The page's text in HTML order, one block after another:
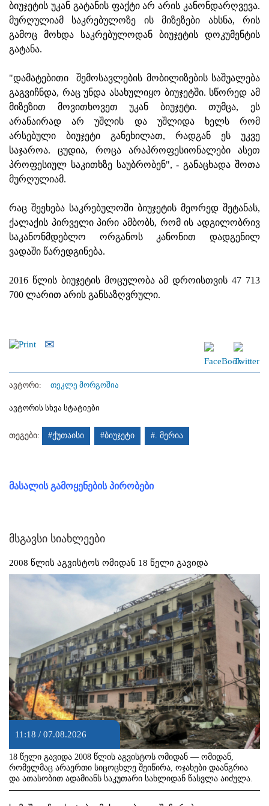
ბიუჯეტის უკან გატანის ფაქტი არ არის კანონდარღვევა.
მურღულიამ საკრებულოზე ის მიზეზები ახსნა, რის
გამოც მოხდა საკრებულოდან ბიუჯეტის დოკუმენტის
გატანა.
"დამატებითი შემოსავლების მობილიზების საშუალება
გაგვიჩნდა, რაც უნდა ასახულიყო ბიუჯეტში. სწორედ ამ
მიზეზით მოვითხოვეთ უკან ბიუჯეტი. თუმცა, ეს
არანაირად არ უშლის და უშლიდა ხელს რომ
არსებული ბიუჯეტი განეხილათ, რადგან ეს უკვე
საჯაროა. ცუდია, როცა არაპროფესიონალები ასეთ
პროფესიულ საკითხზე საუბრობენ", - განაცხადა შოთა
მურღულიამ.
რაც შეეხება საკრებულოში ბიუჯეტის მეორედ შეტანას,
ქალაქის პირველი პირი ამბობს, რომ ის ადგილობრივ
საკანონმდებლო ორგანოს კანონით დადგენილ
ვადაში წარედგინება.
2016 წლის ბიუჯეტის მოცულობა ამ დროისთვის 47 713
700 ლარით არის განსაზღვრული.
ავტორი: თეკლე მორგოშია
ავტორის სხვა სტატიები
თეგები: #ქუთაისი #ბიუჯეტი #. მერია
მასალის გამოყენების პირობები
მსგავსი სიახლეები
2008 წლის აგვისტოს ომიდან 18 წელი გავიდა
11:18 / 07.08.2026
18 წელი გავიდა 2008 წლის აგვისტოს ომიდან — ომიდან,
რომელმაც არაერთი სიცოცხლე შეიწირა, ოჯახები დაანგრია
და ათასობით ადამიანს საკუთარი სახლიდან წასვლა აიძულა.